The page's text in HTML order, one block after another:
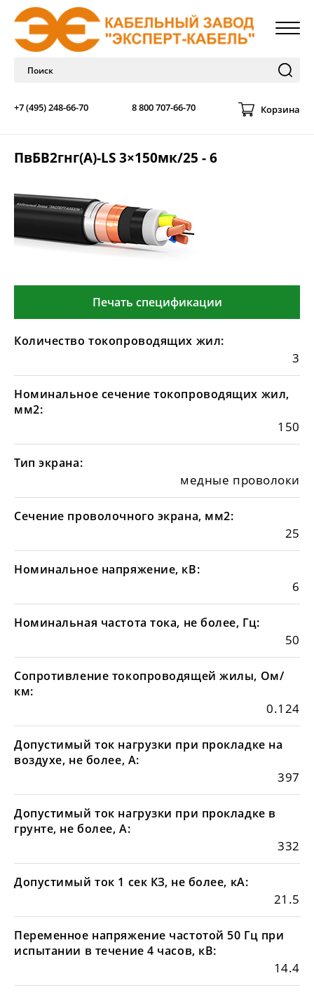
+7 (495) 248-66-70 8 800 707-66-70 Корзина
ПвБВ2гнг(А)-LS 3×150мк/25 - 6
Печать спецификации
Количество токопроводящих жил:
3
Номинальное сечение токопроводящих жил,
мм2:
150
Тип экрана:
медные проволоки
Сечение проволочного экрана, мм2:
25
Номинальное напряжение, кВ:
6
Номинальная частота тока, не более, Гц:
50
Сопротивление токопроводящей жилы, Ом/
км:
0.124
Допустимый ток нагрузки при прокладке на
воздухе, не более, А:
397
Допустимый ток нагрузки при прокладке в
грунте, не более, А:
332
Допустимый ток 1 сек КЗ, не более, кА:
21.5
Переменное напряжение частотой 50 Гц при
испытании в течение 4 часов, кВ:
14.4